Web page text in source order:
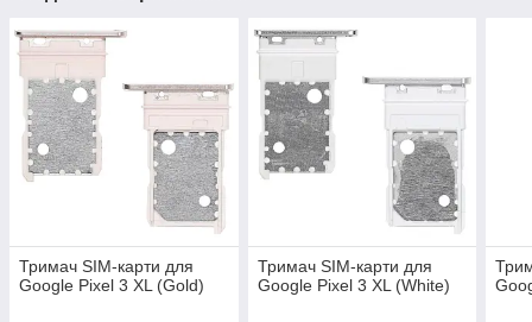
Тримач SIM-карти для
Google Pixel 3 XL (Gold)
Тримач SIM-карти для
Google Pixel 3 XL (White)